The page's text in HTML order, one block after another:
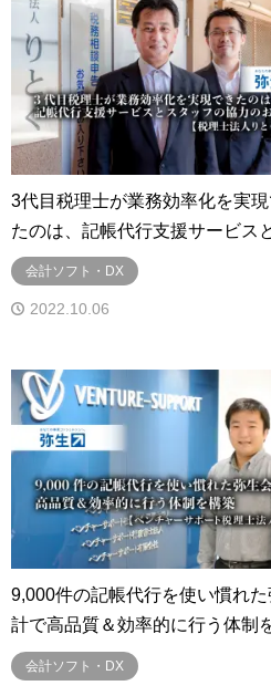
3代目税理士が業務効率化を実現
たのは、記帳代行支援サービス
会計ソフト・DX
2022.10.06
9,000件の記帳代行を使い慣れた
計で高品質＆効率的に行う体制
会計ソフト・DX